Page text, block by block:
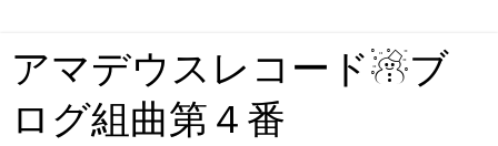
アマデウスレコード☃ブ
ログ組曲第４番